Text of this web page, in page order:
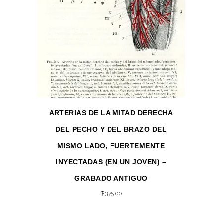
ARTERIAS DE LA MITAD DERECHA
DEL PECHO Y DEL BRAZO DEL
MISMO LADO, FUERTEMENTE
INYECTADAS (EN UN JOVEN) –
GRABADO ANTIGUO
$375.00